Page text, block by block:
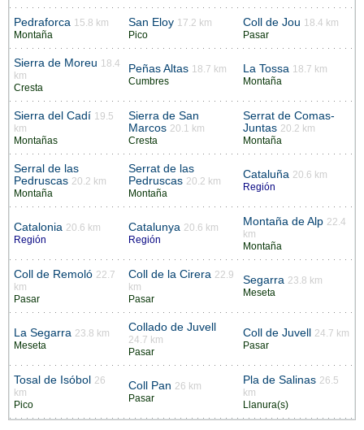
Pedraforca 15.8 km
Montaña
San Eloy 17.2 km
Pico
Coll de Jou 18.4 km
Pasar
Sierra de Moreu 18.4
km
Cresta
Peñas Altas 18.7 km
Cumbres
La Tossa 18.7 km
Montaña
Sierra del Cadí 19.5
km
Montañas
Sierra de San
Marcos 20.1 km
Cresta
Serrat de Comas-
Juntas 20.2 km
Montaña
Serral de las
Pedruscas 20.2 km
Montaña
Serrat de las
Pedruscas 20.2 km
Montaña
Cataluña 20.6 km
Región
Catalonia 20.6 km
Región
Catalunya 20.6 km
Región
Montaña de Alp 22.4
km
Montaña
Coll de Remoló 22.7
km
Pasar
Coll de la Cirera 22.9
km
Pasar
Segarra 23.8 km
Meseta
La Segarra 23.8 km
Meseta
Collado de Juvell
24.7 km
Pasar
Coll de Juvell 24.7 km
Pasar
Tosal de Isóbol 26
km
Pico
Coll Pan 26 km
Pasar
Pla de Salinas 26.5
km
Llanura(s)